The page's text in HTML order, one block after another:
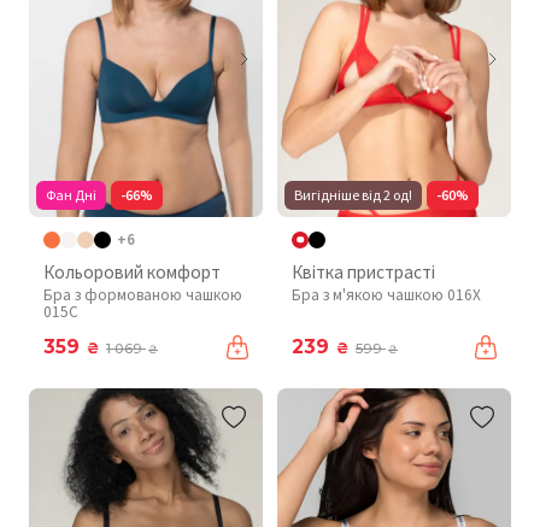
Фан Дні -66%
+6
Кольоровий комфорт
Бра з формованою чашкою
015C
359 ₴ 1 069₴
Вигідніше від 2 од! -60%
Квітка пристрасті
Бра з м'якою чашкою 016X
239 ₴ 599₴